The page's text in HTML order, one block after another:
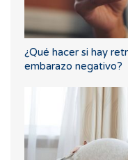
¿Qué hacer si hay
embarazo negativo?